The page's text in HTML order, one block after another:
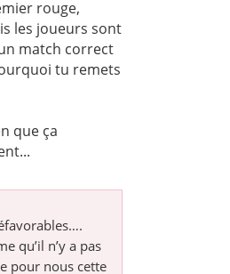
rouge,
les joueurs sont
match correct
tu remets
que ça
qu’il n’y a pas
pour nous cette